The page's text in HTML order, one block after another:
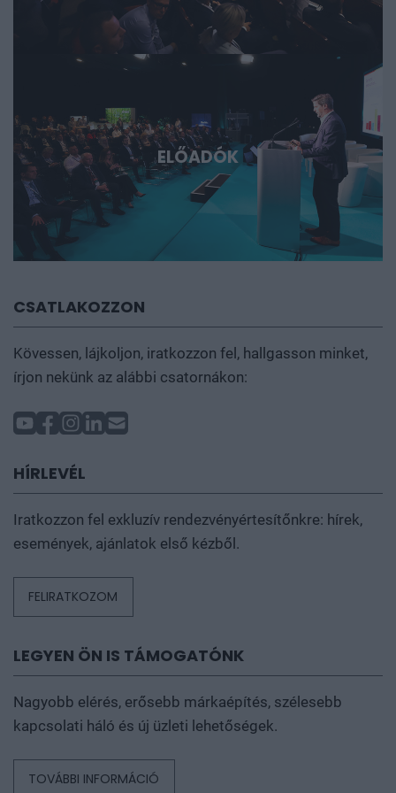
ELŐADÓK
CSATLAKOZZON
Kövessen, lájkoljon, iratkozzon fel, hallgasson minket,
írjon nekünk az alábbi csatornákon:
HÍRLEVÉL
Iratkozzon fel exkluzív rendezvényértesítőnkre: hírek,
események, ajánlatok első kézből.
FELIRATKOZOM
LEGYEN ÖN IS TÁMOGATÓNK
Nagyobb elérés, erősebb márkaépítés, szélesebb
kapcsolati háló és új üzleti lehetőségek.
TOVÁBBI INFORMÁCIÓ